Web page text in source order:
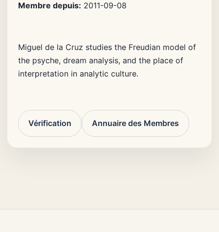
Membre depuis: 2011-09-08
Miguel de la Cruz studies the Freudian model of
the psyche, dream analysis, and the place of
interpretation in analytic culture.
Vérification Annuaire des Membres